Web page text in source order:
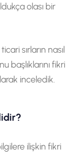
olası bir
sırların nasıl
başlıklarını fikri
inceledik.
ilişkin fikri